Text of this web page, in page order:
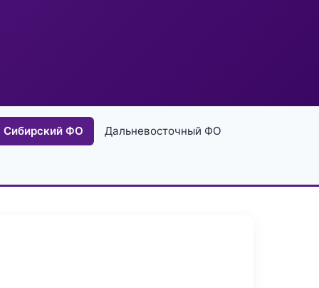
Сибирский ФО Дальневосточный ФО